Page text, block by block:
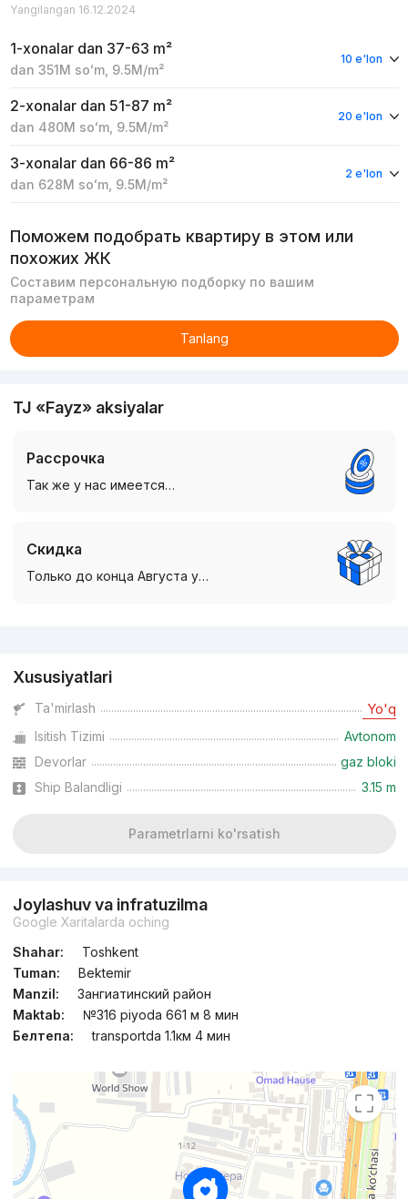
Yangilangan 16.12.2024
1-xonalar dan 37-63 m²
dan 351M soʻm, 9.5M/m²
10 e'lon
2-xonalar dan 51-87 m²
dan 480M soʻm, 9.5M/m²
20 e'lon
3-xonalar dan 66-86 m²
dan 628M soʻm, 9.5M/m²
2 e'lon
Поможем подобрать квартиру в этом или
похожих ЖК
Составим персональную подборку по вашим
параметрам
Tanlang
TJ «Fayz» aksiyalar
Рассрочка
Так же у нас имеется…
Скидка
Только до конца Августа у…
Xususiyatlari
Ta'mirlash Yo'q
Isitish Tizimi
Avtonom
Devorlar
gaz bloki
Ship Balandligi
3.15 m
Parametrlarni ko'rsatish
Joylashuv va infratuzilma
Google Xaritalarda oching
Shahar:
Toshkent
Tuman:
Bektemir
Manzil:
Зангиатинский район
Maktab:
№316 piyoda 661 м 8 мин
Белтепа:
transportda 1.1км 4 мин